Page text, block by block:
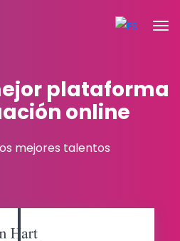
plataforma
online
mejores talentos